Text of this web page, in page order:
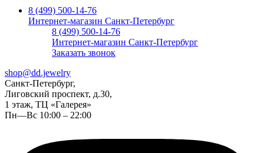
8 (499) 500-14-76
Интернет-магазин Санкт-Петербург
8 (499) 500-14-76
Интернет-магазин Санкт-Петербург
Заказать звонок
shop@dd.jewelry
Санкт-Петербург,
Лиговский проспект, д.30,
1 этаж, ТЦ «Галерея»
Пн—Вс 10:00 – 22:00